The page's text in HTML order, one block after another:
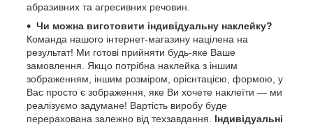
абразивних та агресивних речовин.
Чи можна виготовити індивідуальну наклейку?
Команда нашого інтернет-магазину націлена на
результат! Ми готові прийняти будь-яке Ваше
замовлення. Якщо потрібна наклейка з іншим
зображенням, іншим розміром, орієнтацією, формою, у
Вас просто є зображення, яке Ви хочете наклеїти — ми
реалізуємо задумане! Вартість виробу буде
перерахована залежно від техзавдання. Індивідуальні